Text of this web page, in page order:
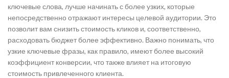
ключевые слова, лучше начинать с более узких, которые
непосредственно отражают интересы целевой аудитории. Это
позволит вам снизить стоимость кликов и, соответственно,
расходовать бюджет более эффективно. Важно понимать, что
узкие ключевые фразы, как правило, имеют более высокий
коэффициент конверсии, что также влияет на итоговую
стоимость привлеченного клиента.